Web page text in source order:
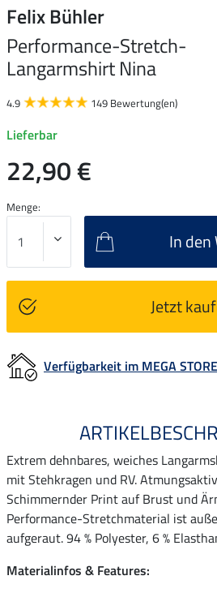
Felix Bühler
Performance-Stretch-
Langarmshirt Nina
4.9 149 Bewertung(en)
Lieferbar
22,90 €
Menge:
In
Jetzt
Verfügbarkeit im MEGA
Extrem dehnbares, weiches
mit Stehkragen und RV.
Schimmernder Print auf Brust und
Performance-Stretchmaterial ist
aufgeraut. 94 % Polyester, 6 %
Materialinfos & Features: